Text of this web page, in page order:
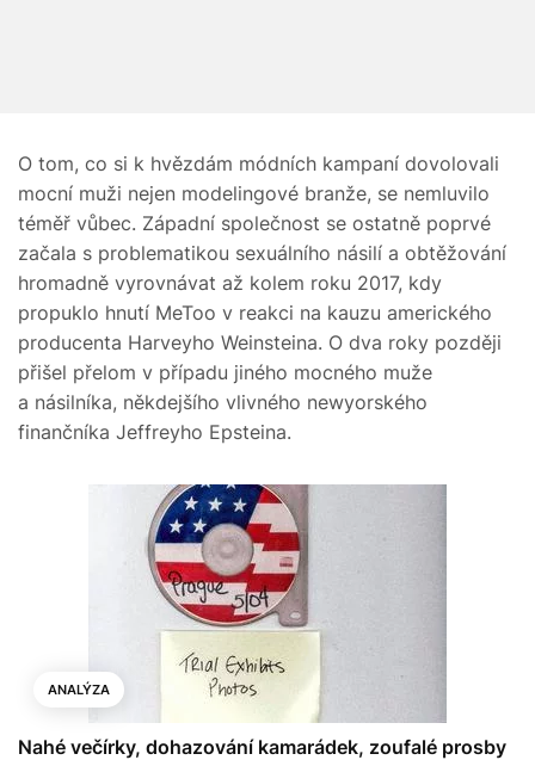
O tom, co si k hvězdám módních kampaní dovolovali
mocní muži nejen modelingové branže, se nemluvilo
téměř vůbec. Západní společnost se ostatně poprvé
začala s problematikou sexuálního násilí a obtěžování
hromadně vyrovnávat až kolem roku 2017, kdy
propuklo hnutí MeToo v reakci na kauzu amerického
producenta Harveyho Weinsteina. O dva roky později
přišel přelom v případu jiného mocného muže
a násilníka, někdejšího vlivného newyorského
finančníka Jeffreyho Epsteina.
ANALÝZA
Nahé večírky, dohazování kamarádek, zoufalé prosby